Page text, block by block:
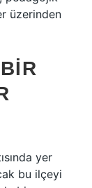
üzerinden
yer
bu ilçeyi